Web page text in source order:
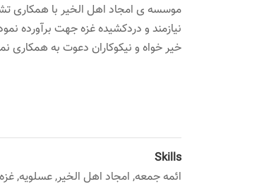
موسسه ی امجاد اهل الخیر با همکاری
نیازمند و دردکشیده غزه جهت برآورده
خیر خواه و نیکوکاران دعوت به همکاری
Skills
ائمه جمعه, امجاد اهل الخیر,عسلویه,